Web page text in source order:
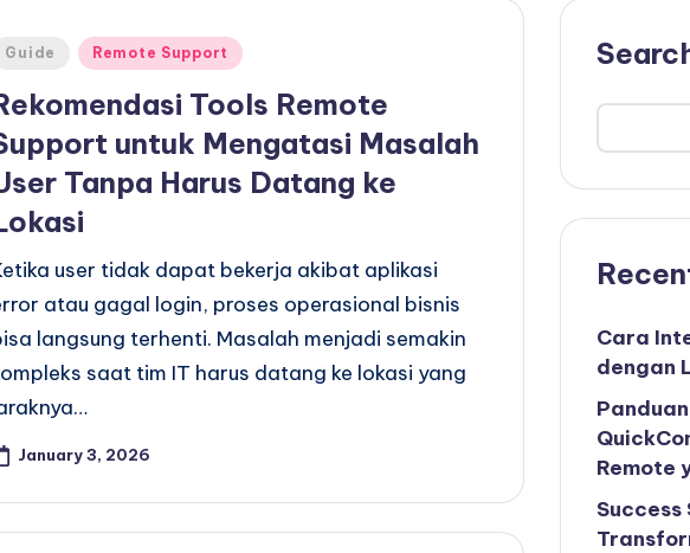
Guide Remote Support
Tools Remote
untuk Mengatasi Masalah
Tanpa Harus Datang ke
user tidak dapat bekerja akibat aplikasi
atau gagal login, proses operasional bisnis
langsung terhenti. Masalah menjadi semakin
saat tim IT harus datang ke lokasi yang
January 3, 2026
Cara
dengan
Remote
Success